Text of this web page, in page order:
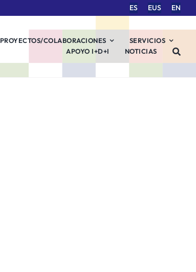
ES EUS EN
PROYECTOS/COLABORACIONES
SERVICIOS
APOYO I+D+I
NOTICIAS